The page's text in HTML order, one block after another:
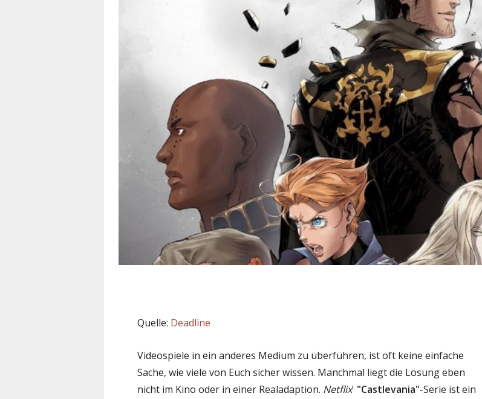
Quelle: Deadline
Videospiele in ein anderes Medium zu überführen, ist oft keine einfache
Sache, wie viele von Euch sicher wissen. Manchmal liegt die Lösung eben
nicht im Kino oder in einer Realadaption. Netflix' "Castlevania"-Serie ist ein